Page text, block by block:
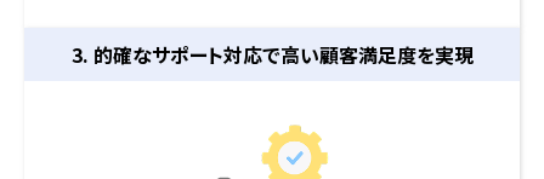
3. 的確なサポート対応で高い顧客満足度を実現